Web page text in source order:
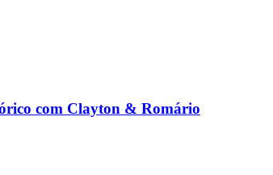
com Clayton & Romário